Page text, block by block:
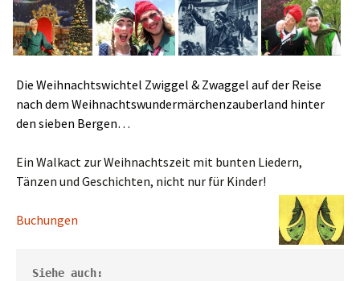
Die Weihnachtswichtel Zwiggel & Zwaggel auf der Reise
nach dem Weihnachtswundermärchenzauberland hinter
den sieben Bergen…
Ein Walkact zur Weihnachtszeit mit bunten Liedern,
Tänzen und Geschichten, nicht nur für Kinder!
Buchungen
Siehe auch: